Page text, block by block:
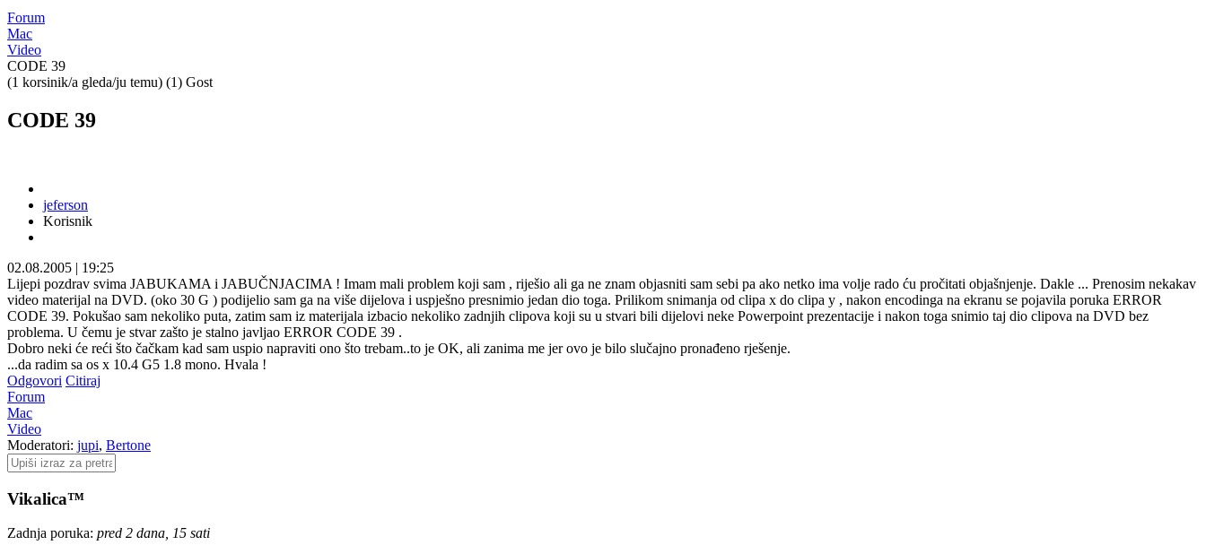
Forum
Mac
Video
CODE 39
(1 korsinik/a gleda/ju temu) (1) Gost
CODE 39
jeferson
Korisnik
02.08.2005 | 19:25
Lijepi pozdrav svima JABUKAMA i JABUČNJACIMA ! Imam mali problem koji sam , riješio ali ga ne znam objasniti sam sebi pa ako netko ima volje rado ću pročitati objašnjenje. Dakle ... Prenosim nekakav
video materijal na DVD. (oko 30 G ) podijelio sam ga na više dijelova i uspješno presnimio jedan dio toga. Prilikom snimanja od clipa x do clipa y , nakon encodinga na ekranu se pojavila poruka ERROR
CODE 39. Pokušao sam nekoliko puta, zatim sam iz materijala izbacio nekoliko zadnjih clipova koji su u stvari bili dijelovi neke Powerpoint prezentacije i nakon toga snimio taj dio clipova na DVD bez
problema. U čemu je stvar zašto je stalno javljao ERROR CODE 39 .
Dobro neki će reći što čačkam kad sam uspio napraviti ono što trebam..to je OK, ali zanima me jer ovo je bilo slučajno pronađeno rješenje.
...da radim sa os x 10.4 G5 1.8 mono. Hvala !
Odgovori Citiraj
Forum
Mac
Video
Moderatori: jupi, Bertone
Vikalica™
Zadnja poruka: pred 2 dana, 15 sati